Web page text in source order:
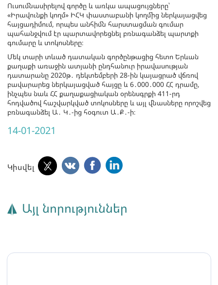
Ուսումնասիրելով գործը և առկա ապացույցները՝
«Իրավունքի կողմ» ԻՀԿ փաստաբանի կողմից ներկայացվեց
հայցադիմում, որպես անհիմն հարստացման գումար
պահանջվում էր պարտավորեցնել բռնագանձել պարտքի
գումարը և տոկոսները։
Մեկ տարի տևած դատական գործընթացից հետո Երևան
քաղաքի առաջին ատյանի ընդհանուր իրավասության
դատարանը 2020թ․ դեկտեմբերի 28-ին կայացրած վճռով
բավարարեց ներկայացված հայցը և 6․000․000 ՀՀ դրամը,
ինչպես նաև ՀՀ քաղաքացիական օրենսգրքի 411-րդ
հոդվածով հաշվարկված տոկոսները և այլ վնասները որոշվեց
բռնագանձել Ա․ Կ․-ից հօգուտ Ա․Ք․-ի։
14-01-2021
Կիսվել
Այլ նորություններ